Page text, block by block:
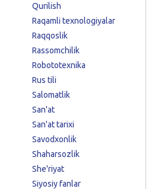
Qurilish
Raqamli texnologiyalar
Raqqoslik
Rassomchilik
Robototexnika
Rus tili
Salomatlik
San'at
San'at tarixi
Savodxonlik
Shaharsozlik
She'riyat
Siyosiy fanlar